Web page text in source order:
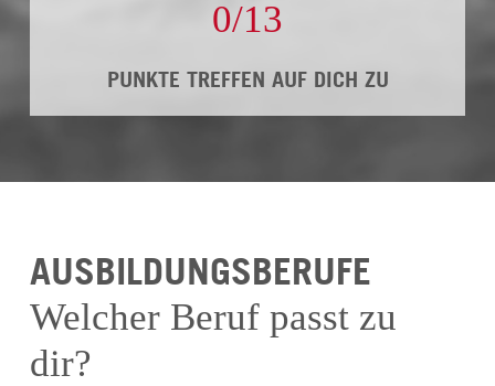
0/13
PUNKTE TREFFEN AUF DICH ZU
AUSBILDUNGSBERUFE
Welcher Beruf passt zu
dir?